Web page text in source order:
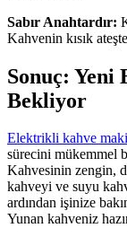
Sabır Anahtardır:
Kahvenin kısık
Sonuç: Yeni
Bekliyor
Elektrikli kahve
sürecini mükemmel
Kahvesinin zengin,
kahveyi ve suyu
ardından işinize
Yunan kahveniz